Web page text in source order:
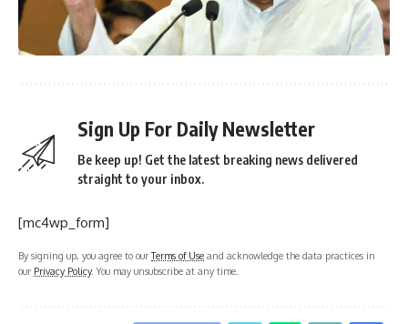
Sign Up For Daily Newsletter
Be keep up! Get the latest breaking news delivered
straight to your inbox.
[mc4wp_form]
By signing up, you agree to ourTerms of Use and acknowledge the data practices in
our Privacy Policy. You may unsubscribe at any time.